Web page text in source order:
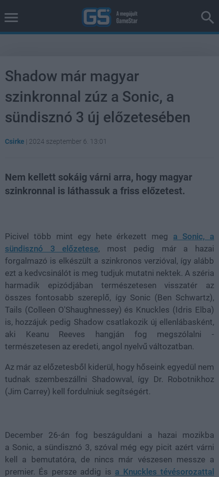
Shadow már magyar
szinkronnal zúz a Sonic, a
sündisznó 3 új előzetesében
Csirke | 2024 szeptember 6. 13:01
Nem kellett sokáig várni arra, hogy magyar
szinkronnal is láthassuk a friss előzetest.
Picivel több mint egy hete érkezett meg a Sonic, a
sündisznó 3 előzetese, most pedig már a hazai
forgalmazó is elkészült a szinkronos verzióval, így alább
ezt a kedvcsinálót is meg tudjuk mutatni nektek. A széria
harmadik epizódjában természetesen visszatér az
összes fontosabb szereplő, így Sonic (Ben Schwartz),
Tails (Colleen O'Shaughnessey) és Knuckles (Idris Elba)
is, hozzájuk pedig Shadow csatlakozik új ellenlábasként,
aki Keanu Reeves hangján fog megszólalni -
természetesen az eredeti, angol nyelvű változatban.
Az már az előzetesből kiderül, hogy hőseink egyedül nem
tudnak szembeszállni Shadowval, így Dr. Robotnikhoz
(Jim Carrey) kell fordulniuk segítségért.
December 26-án fog beszáguldani a hazai mozikba
a Sonic, a sündisznó 3, szóval még egy picit azért várni
kell a bemutatóra, de nincs már vészesen messze a
premier. És persze addig is a Knuckles tévésorozattal